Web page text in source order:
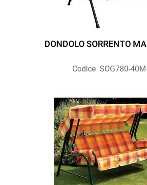
DONDOLO SORRENTO
Codice SOG780-40M